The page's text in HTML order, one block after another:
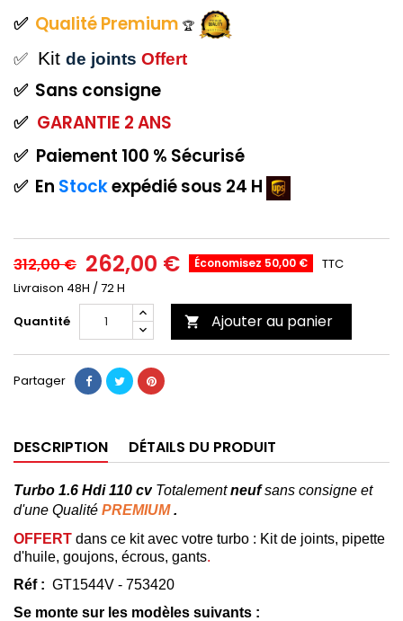
✅ QualitéPremium 🏆
✅ Kit de joints Offert
✅ Sans consigne
✅ GARANTIE 2 ANS
✅ Paiement 100 % Sécurisé
✅ En Stockexpédié sous 24 H
312,00 € 262,00 € Économisez 50,00 €
TTC
Livraison 48H / 72 H
Quantité
 Ajouter au panier
Partager
DESCRIPTION DÉTAILS DU PRODUIT
Turbo 1.6 Hdi110 cv Totalementneuf sans consigne et
d'une Qualité PREMIUM.
OFFERT dans ce kit avec votre turbo : Kit de joints, pipette
d'huile, goujons, écrous, gants.
Réf : GT1544V - 753420
Se monte sur les modèles suivants :